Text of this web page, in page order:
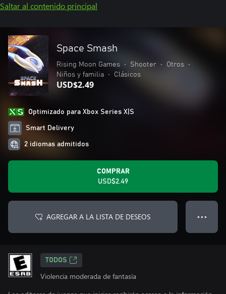
Saltar al contenido principal
Space Smash
Rising Moon Games • Shooter • Otros
•
Niños y familia
• Clásicos
USD$2.49
Optimizado para Xbox Series X|S
Smart Delivery
2 idiomas admitidos
COMPRAR
USD$2.49
AGREGAR A LA LISTA DE DESEOS ● ● ●
TODOS
Violencia moderada de fantasía